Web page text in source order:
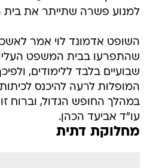
למנוע פשרה שתייתר את בית
השופט אדמונד לוי אמר
שהתפרעו בבית המשפט
שבועיים בלבד ללימודים,
המופלות לרעה להיכנס
במהלך החופש הגדול, וברוח
עו"ד אביעד הכהן.
מחלוקת דתית